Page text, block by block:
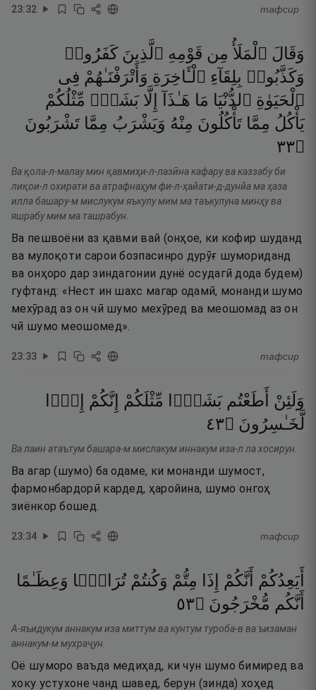
23:32 тафсир
وَقَالَ ٱلْمَلَأُ مِن قَوْمِهِ ٱلَّذِينَ كَفَرُوا۟
وَكَذَّبُوا۟ بِلِقَآءِ ٱلْـَٔاخِرَةِ وَأَتْرَفْنَـٰهُمْ فِى
ٱلْحَيَوٰةِ ٱلدُّنْيَا مَا هَـٰذَآ إِلَّا بَشَرٌۭ مِّثْلُكُمْ
يَأْكُلُ مِمَّا تَأْكُلُونَ مِنْهُ وَيَشْرَبُ مِمَّا تَشْرَبُونَ
۝٣٣
Ва қола-л-малау мин қавмиҳи-л-лазӣна кафару ва каззабу би
лиқои-л охирати ва атрафнаҳум фи-л-ҳайати-д-дунйа ма ҳаза
илла башару-м мислукум яъкулу мим ма таъкулуна минҳу ва
яшрабу мим ма ташрабун.
Ва пешвоёни аз қавми вай (онҳое, ки кофир шуданд
ва мулоқоти сарои бозпасинро дурӯғ шумориданд
ва онҳоро дар зиндагонии дунё осудагӣ дода будем)
гуфтанд: «Нест ин шахс магар одамӣ, монанди шумо
мехӯрад аз он чӣ шумо мехӯред ва меошомад аз он
чӣ шумо меошомед».
23:33 тафсир
وَلَئِنْ أَطَعْتُم بَشَرًۭا مِّثْلَكُمْ إِنَّكُمْ
إِذًۭا
لَّخَـٰسِرُونَ ۝٣٤
Ва лаин атаътум башара-м мислакум иннакум иза-л ла хосирун.
Ва агар (шумо) ба одаме, ки монанди шумост,
фармонбардорӣ кардед, ҳаройина, шумо онгоҳ
зиёнкор бошед.
23:34 тафсир
أَيَعِدُكُمْ أَنَّكُمْ إِذَا مِتُّمْ وَكُنتُمْ تُرَابًۭا وَعِظَـٰمًا
أَنَّكُم مُّخْرَجُونَ ۝٣٥
А-яъидукум аннакум иза миттум ва кунтум туроба-в ва ъизаман
аннакум-м мухраҷун.
Оё шуморо ваъда медиҳад, ки чун шумо бимиред ва
хоку устухоне чанд шавед, берун (зинда) хоҳед